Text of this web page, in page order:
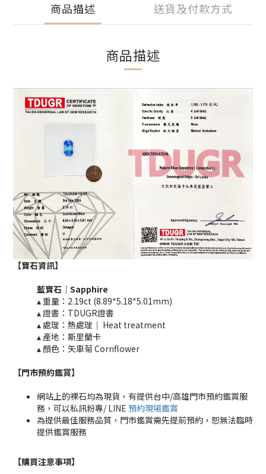
商品描述 送貨及付款方式
商品描述
【寶石資訊】
藍寶石｜ Sapphire
▴ 重量：2.19ct (8.89*5.18*5.01mm)​
▴ 證書：TDUGR證書
▴ 處理：熱處理｜ Heat treatment​​
▴ 產地：斯里蘭卡
▴ 顏色：矢車菊 Cornflower
【門市預約鑑賞】
網站上的裸石均為現貨，有提供台中/高雄門市預約鑑賞服
務，可以私訊粉專/ LINE 預約現場鑑賞
為提供最佳服務品質，門市鑑賞需先提前預約，恕無法臨時
提供鑑賞服務
【購買注意事項】